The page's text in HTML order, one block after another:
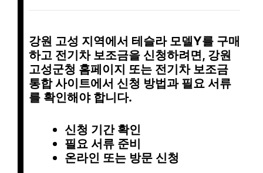
강원 고성 지역에서 테슬라 모델Y를 구매
하고 전기차 보조금을 신청하려면, 강원
고성군청 홈페이지 또는 전기차 보조금
통합 사이트에서 신청 방법과 필요 서류
를 확인해야 합니다.
신청 기간 확인
필요 서류 준비
온라인 또는 방문 신청